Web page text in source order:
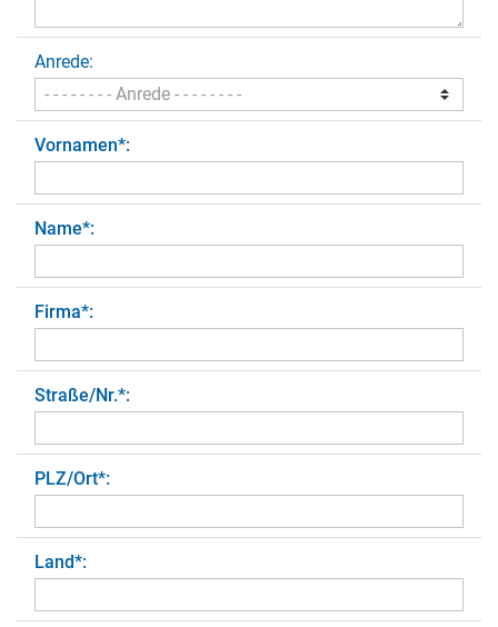
Anrede:
Vornamen*:
Name*:
Firma*:
Straße/Nr.*:
PLZ/Ort*:
Land*: